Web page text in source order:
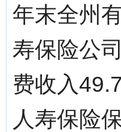
年末全州
寿保险公
费收入
人寿保险